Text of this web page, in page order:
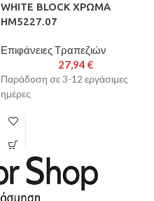
WHITE BLOCK ΧΡΩΜΑ
HM5227.07
Επιφάνειες Τραπεζιών
27,94 €
Παράδοση σε 3-12 εργάσιμες
ημέρες